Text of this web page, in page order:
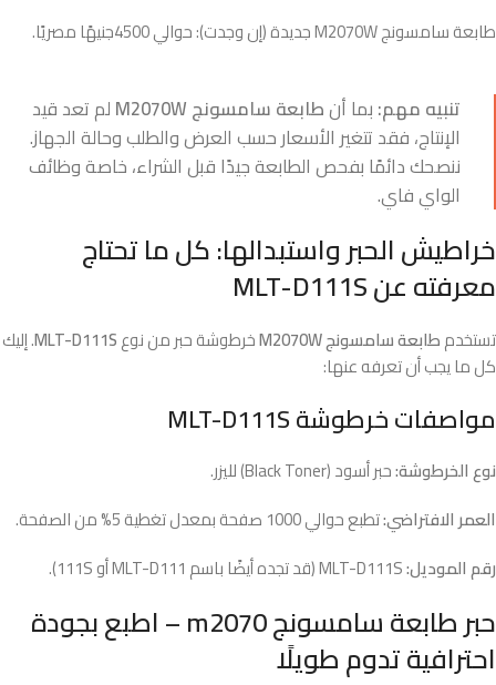
طابعة سامسونج M2070W جديدة (إن وجدت): حوالي 4500جنيهًا مصريًا.
تنبيه مهم: بما أنطابعة سامسونج M2070W
لم تعد قيد
الإنتاج، فقد تتغير الأسعار حسب العرض والطلب وحالة الجهاز.
ننصحك دائمًا بفحص الطابعة جيدًا قبل الشراء، خاصة وظائف
الواي فاي.
خراطيش الحبر واستبدالها: كل ما تحتاج
معرفته عن MLT-D111S
تستخدمطابعة سامسونج M2070W خرطوشة حبر من نوعMLT-D111S. إليك
كل ما يجب أن تعرفه عنها:
مواصفات خرطوشة MLT-D111S
نوع الخرطوشة:حبر أسود (Black Toner) لليزر.
العمر الافتراضي:تطبع حوالي 1000 صفحة بمعدل تغطية 5% من الصفحة.
رقم الموديل:
حبر طابعة سامسونج m2070 – اطبع بجودة
احترافية تدوم طويلًا